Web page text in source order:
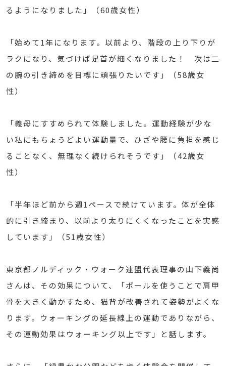
るようになりました」（60歳女性）
「始めて1年になります。以前より、階段の上り下りが
ラクになり、気づけば足首が細くなりました！ 次は二
の腕の引き締めを目標に頑張りたいです」（58歳女
性）
「義母にすすめられて体験しました。運動経験が少な
い私にもちょうどよい運動量で、ひざや腰に負担を感じ
ることなく、無理なく続けられそうです」（42歳女
性）
「半年ほど前から週1ペースで続けています。体が全体
的に引き締まり、以前より太りにくくなったことを実感
しています」（51歳女性）
東京都ノルディック・ウォーク連盟代表理事の山下義尚
さんは、その効果について、「ポールを使うことで肩甲
骨を大きく動かすため、猫背が改善されて姿勢がよくな
ります。ウォーキングの延長線上の運動でありながら、
その運動効果はウォーキング以上です」と話します。